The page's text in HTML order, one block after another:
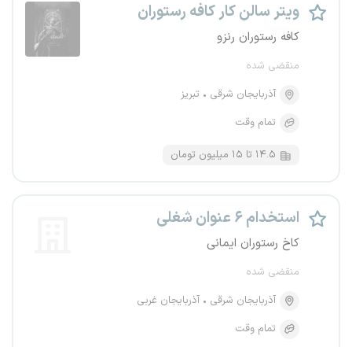
ویتر سالن کار کافه رستوران
کافه رستوران رنزو
منقضی شده
آذربایجان شرقی
تبریز
تمام وقت
۱۴.۵ تا ۱۵ میلیون تومان
استخدام ۶ عنوان شغلی
کاخ رستوران ایمانی
منقضی شده
آذربایجان شرقی
آذربایجان غربی
تمام وقت